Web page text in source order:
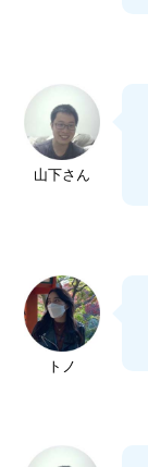
山下さん
トノ